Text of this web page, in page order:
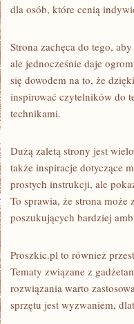
dla osób, które cenią
Strona zachęca do tego,
ale jednocześnie daje
się dowodem na to, że
inspirować czytelników do
technikami.
Dużą zaletą strony jest
także inspiracje dotyczące
prostych instrukcji, ale
To sprawia, że strona
poszukujących bardziej
Proszkic.pl to również
Tematy związane z
rozwiązania warto
sprzętu jest wyzwaniem,